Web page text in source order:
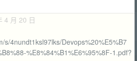
4 月 20 日
s/4nundt1ksl97lks/Devops%20%E5%B7
%E8%84%B1%E6%95%8F-1.pdf?